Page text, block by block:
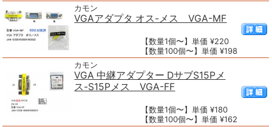
カモン
VGAアダプタ オス-メス VGA-MF
【数量1個〜】単価 ¥220
【数量100個〜】単価 ¥198
カモン
VGA 中継アダプター DサブS15Pメ
ス-S15Pメス VGA-FF
【数量1個〜】単価 ¥180
【数量100個〜】単価 ¥162